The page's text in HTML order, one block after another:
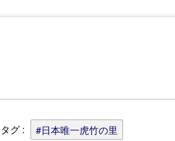
タグ : #日本唯一虎竹の里